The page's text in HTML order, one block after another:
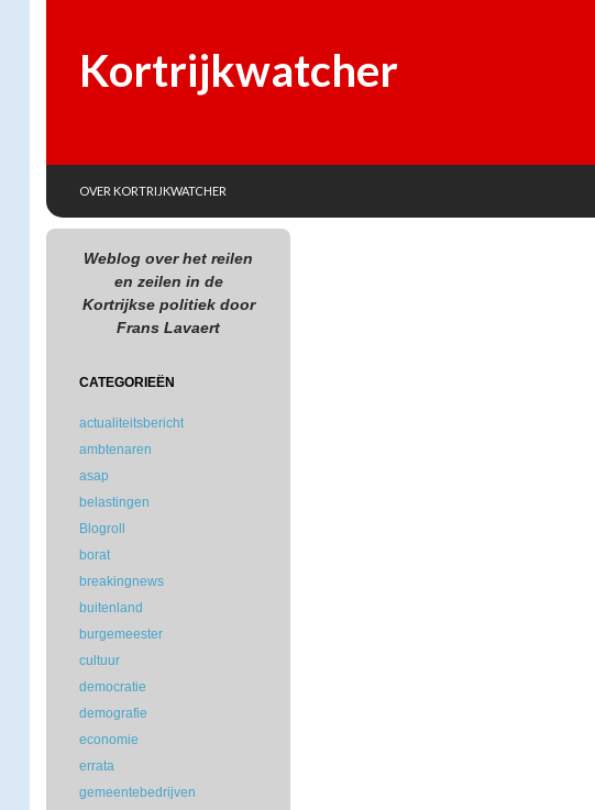
Kortrijkwatcher
OVER KORTRIJKWATCHER
Weblog over het reilen
en zeilen in de
Kortrijkse politiek door
Frans Lavaert
CATEGORIEËN
actualiteitsbericht
ambtenaren
asap
belastingen
Blogroll
borat
breakingnews
buitenland
burgemeester
cultuur
democratie
demografie
economie
errata
gemeentebedrijven